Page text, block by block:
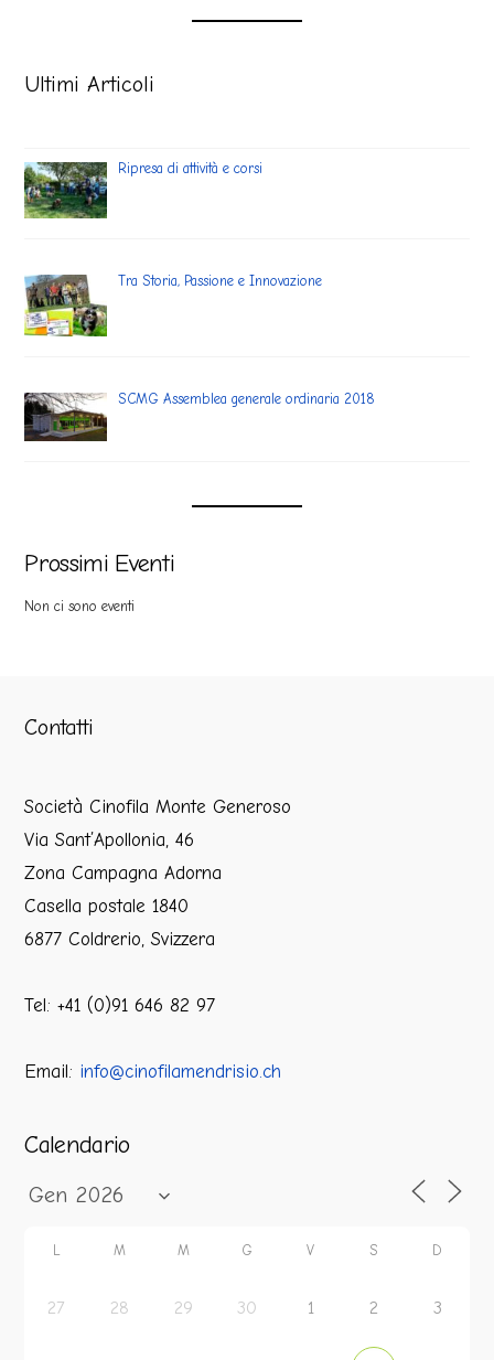
Ultimi Articoli
Ripresa di attività e corsi
Tra Storia, Passione e Innovazione
SCMG Assemblea generale ordinaria 2018
Prossimi Eventi
Non ci sono eventi
Contatti
Società Cinofila Monte Generoso
Via Sant’Apollonia, 46
Zona Campagna Adorna
Casella postale 1840
6877 Coldrerio, Svizzera
Tel: +41 (0)91 646 82 97
Email: info@cinofilamendrisio.ch
Calendario
L M M G V S D
27 28 29 30 1 2 3